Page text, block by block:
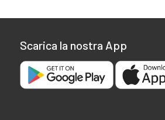
Scarica la nostra App